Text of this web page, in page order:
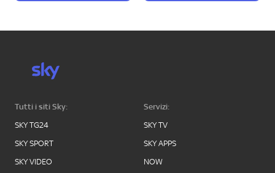
Tutti i siti Sky:
SKY TG24
SKY SPORT
SKY VIDEO
Servizi:
SKY TV
SKY APPS
NOW